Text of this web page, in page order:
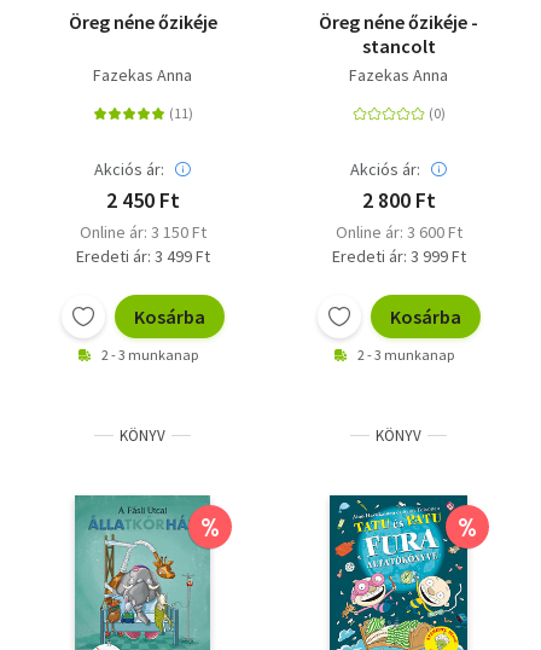
Társadalomtudomány
Természettudomány
Történelem
Öreg néne őzikéje
Fazekas Anna
Akciós ár:
2 450 Ft
Online ár: 3 150 Ft
Eredeti ár: 3 499 Ft
Kosárba
2 - 3 munkanap
Öreg néne őzikéje -
stancolt
Fazekas Anna
Akciós ár:
2 800 Ft
Online ár: 3 600 Ft
Eredeti ár: 3 999 Ft
Kosárba
2 - 3 munkanap
KÖNYV
%
KÖNYV
%